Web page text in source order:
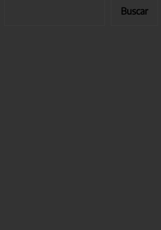
Buscar